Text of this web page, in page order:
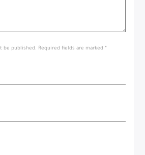
be published. Required fields are marked *